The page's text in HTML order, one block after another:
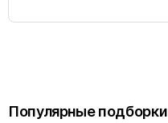
Популярные подборки